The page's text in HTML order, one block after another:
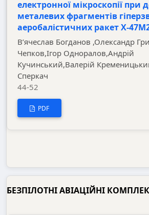
електронної мікроскопії при
металевих фрагментів
аеробалістичних ракет Х-
В’ячеслав Богданов ,Олександр
Чепков,Ігор Одноралов,Андрій
Кучинський,Валерій
Сперкач
44-52
PDF
БЕЗПІЛОТНІ АВІАЦІЙНІ